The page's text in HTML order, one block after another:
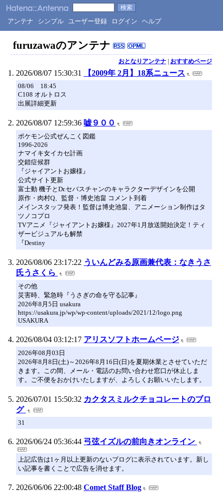
アンテナ シンプル ユーザー登録 ログイン ヘルプ
furuzawaのアンテナ
おとなりアンテナ| おすすめページ
2026/08/07 15:30:31 【2009年 2月】18系ニュース
08/06 18:45
C108 オルトロス
出展詳細更新
2026/08/07 12:59:36 嘘９００
ポケモン公式ぜんこく図鑑
1996-2026
ナマイキ女イカセ計画
交錯症候群
『ジャイアントお嬢様』
公式サイト更新
富士動 機子とDr.セバスチャンのキャラクターデザインを公開
原作・肉村Q、監督・博史池畠 コメント到着
メインスタッフ発表！監督は博史池畠、アニメーション制作はタ
ツノコプロ
TVアニメ『ジャイアントお嬢様』2027年1月放送開始決定！ティ
ザービジュアルも解禁
『Destiny
2026/08/06 23:17:22 ういんどみる原画兼代表：なきうさ
氏うさくら
その他
災害時、緊急時『うさぎの命を守る記事』
2026年8月5日 usakura
https://usakura.jp/wp/wp-content/uploads/2021/12/logo.png
USAKURA
2026/08/04 03:12:17 アリスソフトホームページ
2026年08月03日
2026年8月8日(土)～2026年8月16日(日)を夏期休業とさせていただ
きます。この間、メール・電話のお問い合わせ窓口が休止しま
す。ご不便をおかけいたしますが、よろしくお願いいたします。
2026/07/01 15:50:32 カクタスミルクチョコレートのブロ
グ
31
2026/06/24 05:36:44 弓弦イズルの前向きオンライン
上記広告は1ヶ月以上更新のないブログに表示されています。新し
い記事を書くことで広告を消せます。
2026/06/06 22:00:48 Comet Staff Blog